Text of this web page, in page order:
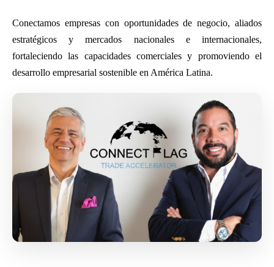
Conectamos empresas con oportunidades de negocio, aliados
estratégicos y mercados nacionales e internacionales,
fortaleciendo las capacidades comerciales y promoviendo el
desarrollo empresarial sostenible en América Latina.